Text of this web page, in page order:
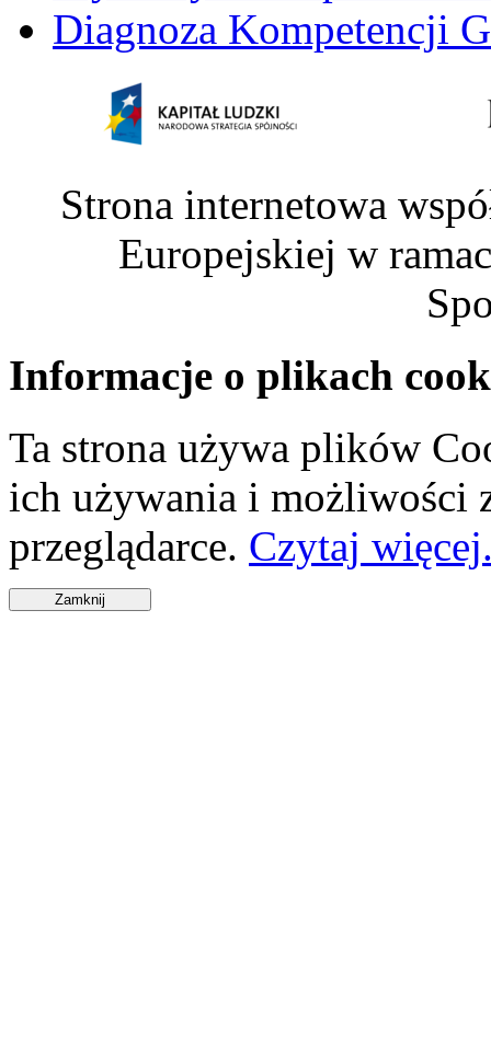
Diagnoza Kompetencji
Strona internetowa
Europejskiej w
Informacje o plikach
Ta strona używa plików
ich używania i możliwości
przeglądarce. Czytaj